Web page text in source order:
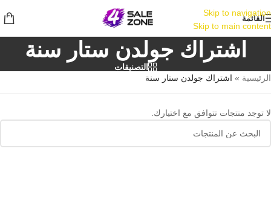
Skip to navigation
Skip to main content
القائمة
اشتراك جولدن ستار سنة
التصنيفات
الرئيسية » اشتراك جولدن ستار سنة
لا توجد منتجات تتوافق مع اختيارك.